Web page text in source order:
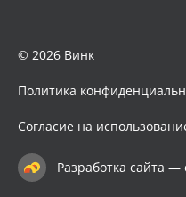
© 2026 Винк
Политика
Согласие на
Разработка сайта —